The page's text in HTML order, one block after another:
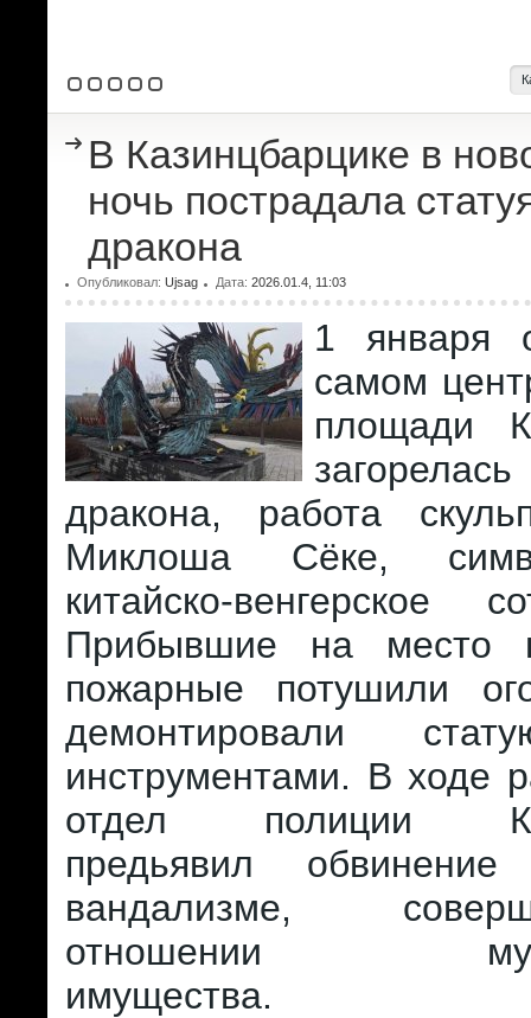
В Казинцбарцике в
ночь пострадала
дракона
Опубликовал: Ujsag Дата: 2026.01.4, 11:03
1 января
самом
площади
дракона, работа
Миклоша Сёке,
китайско-венгерское
Прибывшие на место
пожарные потушили
демонтировали
инструментами. В ходе
отдел полиции
предьявил
вандализме,
отношении
имущества.